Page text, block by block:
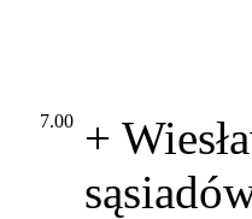
7.00
+